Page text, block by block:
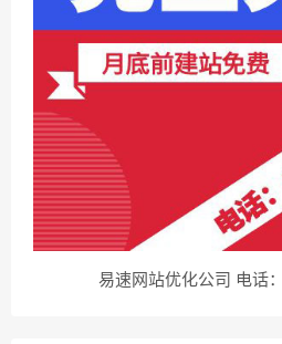
易速网站优化公司 电话